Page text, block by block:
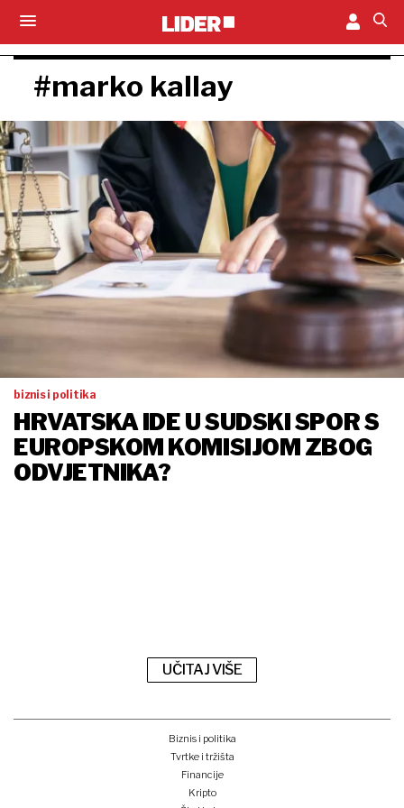
#marko kallay
biznis i politika
HRVATSKA IDE U SUDSKI SPOR S
EUROPSKOM KOMISIJOM ZBOG
ODVJETNIKA?
UČITAJ VIŠE
Biznis i politika
Tvrtke i tržišta
Financije
Kripto